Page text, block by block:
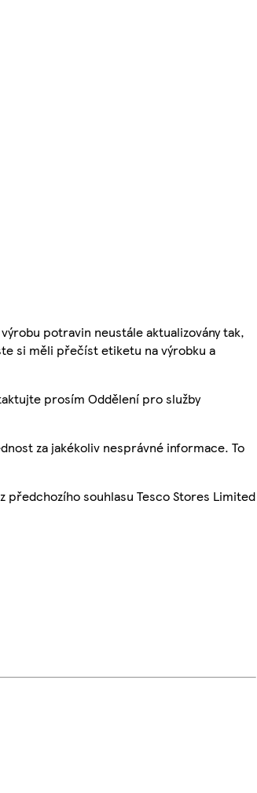
potravin neustále aktualizovány tak,
si měli přečíst etiketu na výrobku a
prosím Oddělení pro služby
za jakékoliv nesprávné informace. To
předchozího souhlasu Tesco Stores Limited